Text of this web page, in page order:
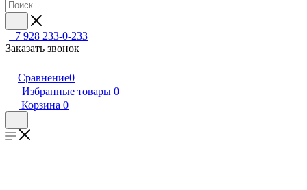
+7 928 233-0-233
Заказать звонок
Сравнение0
Избранные товары 0
Корзина 0